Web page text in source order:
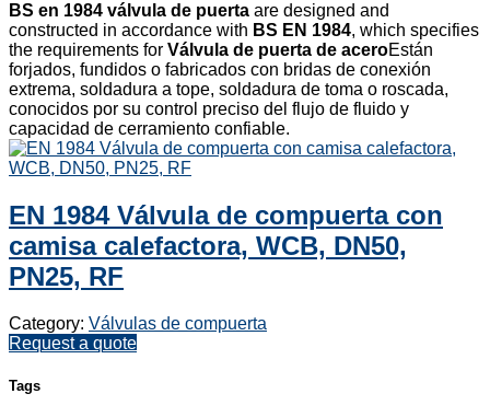
BS en 1984 válvula de puerta are designed and
constructed in accordance with BS EN 1984, which specifies
the requirements for Válvula de puerta de aceroEstán
forjados, fundidos o fabricados con bridas de conexión
extrema, soldadura a tope, soldadura de toma o roscada,
conocidos por su control preciso del flujo de fluido y
capacidad de cerramiento confiable.
EN 1984 Válvula de compuerta con
camisa calefactora, WCB, DN50,
PN25, RF
Category: Válvulas de compuerta
Request a quote
Tags